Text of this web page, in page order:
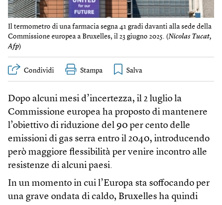
Il termometro di una farmacia segna 41 gradi davanti alla sede della
Commissione europea a Bruxelles, il 23 giugno 2025. (Nicolas Tucat,
Afp)
Condividi Stampa
Dopo alcuni mesi d’incertezza, il 2 luglio la
Commissione europea ha proposto di mantenere
l’obiettivo di riduzione del 90 per cento delle
emissioni di gas serra entro il 2040, introducendo
però maggiore flessibilità per venire incontro alle
resistenze di alcuni paesi.
In un momento in cui l’Europa sta soffocando per
una grave ondata di caldo, Bruxelles ha quindi